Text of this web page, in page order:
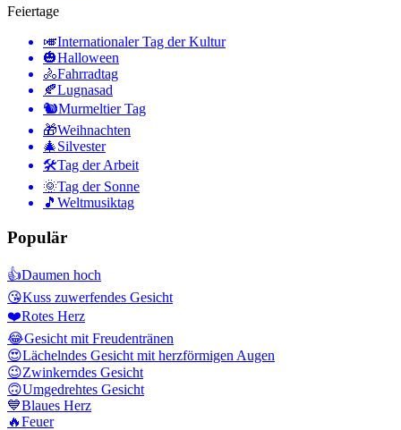
Feiertage
🎺Internationaler Tag der Kultur
🎃Halloween
🚴Fahrradtag
🍂Lugnasad
🐿Murmeltier Tag
🎁Weihnachten
🎄Silvester
🛠Tag der Arbeit
🌞Tag der Sonne
🎵 Weltmusiktag
Populär
👍Daumen hoch
😘Kuss zuwerfendes Gesicht
❤️Rotes Herz
😂Gesicht mit Freudentränen
😍Lächelndes Gesicht mit herzförmigen Augen
😉Zwinkerndes Gesicht
🙃Umgedrehtes Gesicht
💙Blaues Herz
🔥Feuer